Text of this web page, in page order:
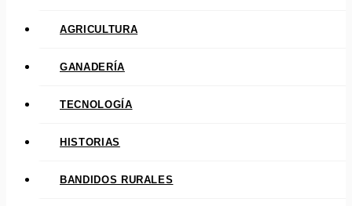
AGRICULTURA
GANADERÍA
TECNOLOGÍA
HISTORIAS
BANDIDOS RURALES